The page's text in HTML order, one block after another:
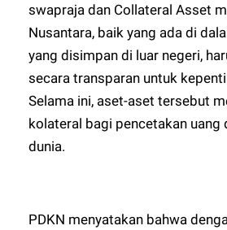
swapraja dan Collateral Asset
Nusantara, baik yang ada di
yang disimpan di luar negeri,
secara transparan untuk
Selama ini, aset-aset tersebut
kolateral bagi pencetakan uang
dunia.
PDKN menyatakan bahwa